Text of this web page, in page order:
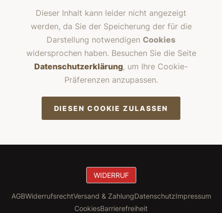
Dieser Inhalt kann leider nicht angezeigt
werden, da Sie der Speicherung der für die
Darstellung notwendigen Cookies
widersprochen haben. Besuchen Sie die Seite
Datenschutzerklärung, um Ihre Cookie-
Präferenzen anzupassen.
DIESEN COOKIE ZULASSEN
WIDERRUF
AGBWiderrufsrechtVersand & ZahlungDatenschutzImpressum
CookiesBarrierefreiheit